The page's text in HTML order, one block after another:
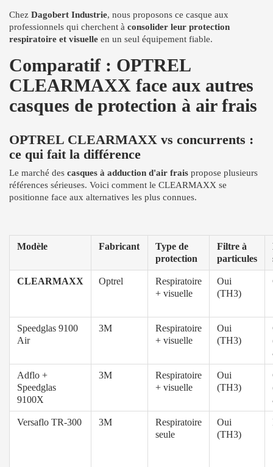
Chez Dagobert Industrie, nous proposons ce casque aux
professionnels qui cherchent à consolider leur protection
respiratoire et visuelle en un seul équipement fiable.
Comparatif : OPTREL
CLEARMAXX face aux autres
casques de protection à air frais
OPTREL CLEARMAXX vs concurrents :
ce qui fait la différence
Le marché des casques à adduction d'air frais propose plusieurs
références sérieuses. Voici comment le CLEARMAXX se
positionne face aux alternatives les plus connues.
Modèle Fabricant
Type de
protection
Filtre à
particules
CLEARMAXX Optrel
Respiratoire
+ visuelle
Oui
(TH3)
Speedglas 9100
Air
3M
Respiratoire
+ visuelle
Oui
(TH3)
Adflo +
Speedglas
9100X
3M
Respiratoire
+ visuelle
Oui
(TH3)
Versaflo TR-300 3M
Respiratoire
seule
Oui
(TH3)